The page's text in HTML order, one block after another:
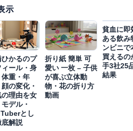
示
ひかるのプ
ィール・身
体重・年
の変化・
の理由を女
デル・
とし
底解説
折り紙 簡単 可
愛い 一枚 – 子供
が喜ぶ立体動
物・花の折り方
動画
貧血に即
ある飲み
ンビニで
買えるの
手3社25
結果